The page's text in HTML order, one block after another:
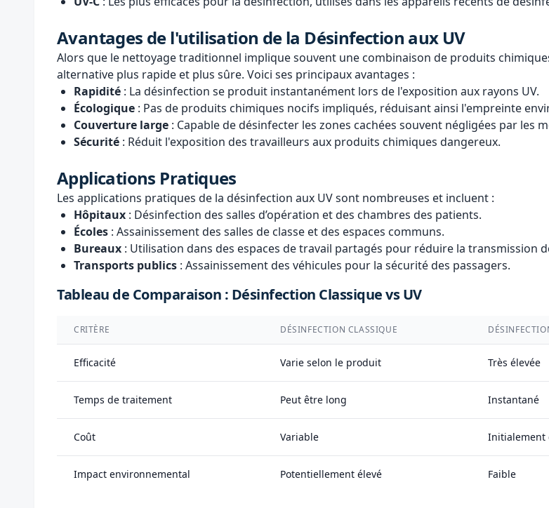
Avantages de l'utilisation de la Désinfection aux UV
Alors que le nettoyage traditionnel implique souvent une combinaison de produits
alternative plus rapide et plus sûre. Voici ses principaux avantages :
Rapidité : La désinfection se produit instantanément lors de l'exposition aux rayons UV.
Écologique : Pas de produits chimiques nocifs impliqués, réduisant ainsi l'empreinte
Couverture large : Capable de désinfecter les zones cachées souvent négligées par les
Sécurité : Réduit l'exposition des travailleurs aux produits chimiques dangereux.
Applications Pratiques
Les applications pratiques de la désinfection aux UV sont nombreuses et incluent :
Hôpitaux : Désinfection des salles d’opération et des chambres des patients.
Écoles : Assainissement des salles de classe et des espaces communs.
Bureaux : Utilisation dans des espaces de travail partagés pour réduire la transmission
Transports publics : Assainissement des véhicules pour la sécurité des passagers.
Tableau de Comparaison : Désinfection Classique vs UV
CRITÈRE DÉSINFECTION CLASSIQUE
Efficacité Varie selon le produit Très élevée
Temps de traitement Peut être long Instantané
Coût Variable Initialement
Impact environnemental Potentiellement élevé Faible